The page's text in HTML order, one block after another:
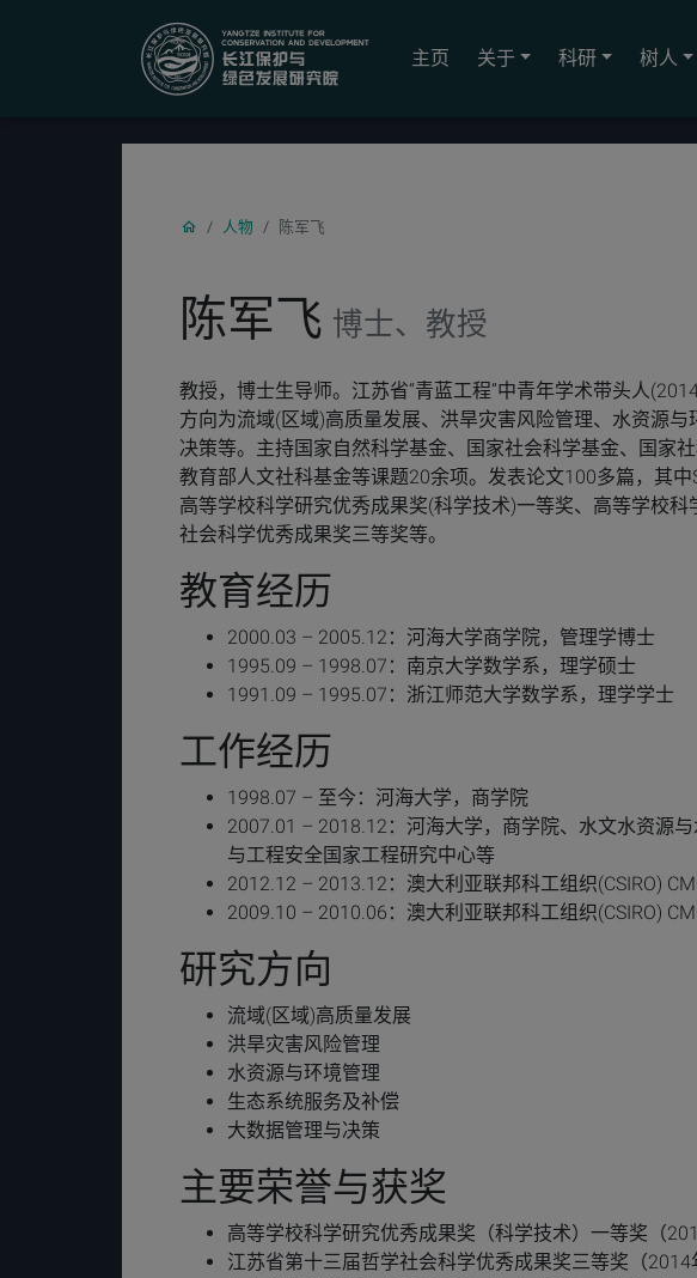
YICODE
主页 关于 科研 树人
人物 陈军飞
陈军飞 博士、教授
教授，博士生导师。江苏省“青蓝工程”中青年学术带头人
方向为流域(区域)高质量发展、洪旱灾害风险管理、水资源
决策等。主持国家自然科学基金、国家社会科学基金、国家
教育部人文社科基金等课题20余项。发表论文100多篇，其中
高等学校科学研究优秀成果奖(科学技术)一等奖、高等学校
社会科学优秀成果奖三等奖等。
教育经历
2000.03 – 2005.12：河海大学商学院，管理学博士
1995.09 – 1998.07：南京大学数学系，理学硕士
1991.09 – 1995.07：浙江师范大学数学系，理学学士
工作经历
1998.07 – 至今：河海大学，商学院
2007.01 – 2018.12：河海大学，商学院、水文水资源
与工程安全国家工程研究中心等
2012.12 – 2013.12：澳大利亚联邦科工组织(CSIRO)
2009.10 – 2010.06：澳大利亚联邦科工组织(CSIRO)
研究方向
流域(区域)高质量发展
洪旱灾害风险管理
水资源与环境管理
生态系统服务及补偿
大数据管理与决策
主要荣誉与获奖
高等学校科学研究优秀成果奖（科学技术）一等奖（
江苏省第十三届哲学社会科学优秀成果奖三等奖（2014